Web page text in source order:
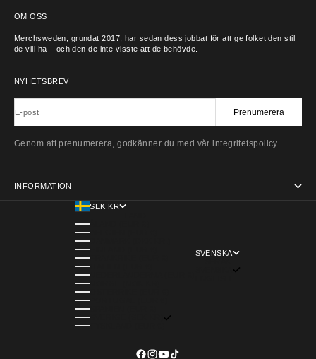
OM OSS
Merchsweden, grundat 2017, har sedan dess jobbat för att ge folket den stil
de vill ha – och den de inte visste att de behövde.
NYHETSBREV
E-post Prenumerera
Genom att prenumerera, godkänner du med vår integritetspolicy.
INFORMATION
SEK KR
ÅLAND (EUR €)
BELGIEN (EUR €)
DANMARK (DKK KR.)
FINLAND (EUR €)
FRANKRIKE (EUR €)
ITALIEN (EUR €)
NEDERLÄNDERNA (EUR €)
NORGE (NOK KR)
ÖSTERRIKE (EUR €)
PORTUGAL (EUR €)
SPANIEN (EUR €)
SVERIGE (SEK KR)
TYSKLAND (EUR €)
SVENSKA